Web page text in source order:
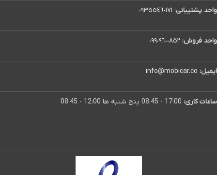
واحد پشتیبانی: ٠٩٣٥٥٤٦٠١٧١
واحد فروش: ٠٩٩٠٩٦٠٠٨٥٢
ایمیل: info@mobicar.co
ساعات کاری: